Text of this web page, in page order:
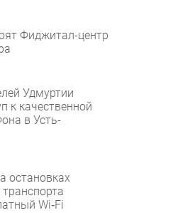
Фиджитал-центр
Удмуртии
к качественной
в Усть-
остановках
Wi‑Fi